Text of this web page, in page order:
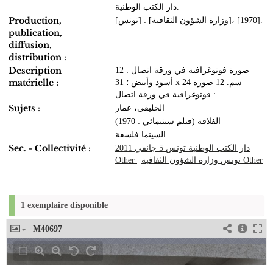
دار الكتب الوطنية.
Production,
publication,
diffusion,
distribution :
[تونس] : [وزارة الشؤون الثقافية]، [1970].
Description
matérielle :
12 صورة فوتوغرافية في ورقة اتصال :
أسود وأبيض ؛ 31 x 24 سم. 12 صورة
فوتوغرافية في ورقة اتصال :
Sujets :
الخليفي، عمار
الفلاقة (فيلم سينيمائي : 1970)
السينما فلسفة
Sec. - Collectivité :
دار الكتب الوطنية تونس 5 جانفي 2011
Other
تونس وزارة الشؤون الثقافية Other
1 exemplaire disponible
M40697